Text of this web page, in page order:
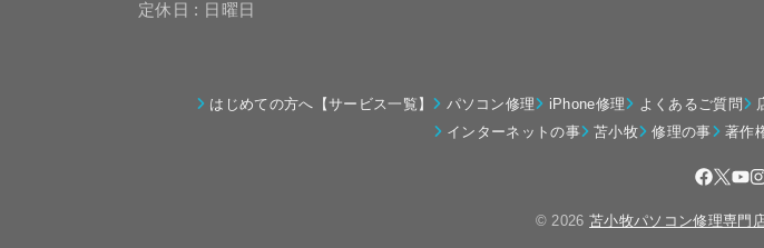
定休日 : 日曜日
はじめての方へ【サービス一覧】 パソコン修理 iPhone修理 よくあるご質問
インターネットの事
苫小牧 修理の事 著作
© 2026苫小牧パソコン修理専門